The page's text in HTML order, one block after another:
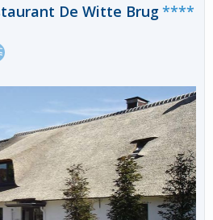
De Witte Brug****